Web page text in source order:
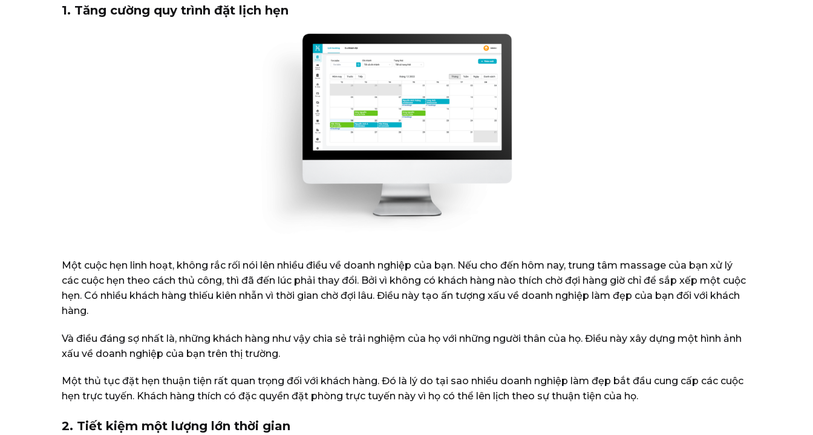
1. Tăng cường quy trình đặt lịch hẹn
Một cuộc hẹn linh hoạt, không rắc rối nói lên nhiều điều về doanh nghiệp của bạn. Nếu cho đến hôm nay, trung tâm massage của bạn xử lý
các cuộc hẹn theo cách thủ công, thì đã đến lúc phải thay đổi. Bởi vì không có khách hàng nào thích chờ đợi hàng giờ chỉ để sắp xếp một cuộc
hẹn. Có nhiều khách hàng thiếu kiên nhẫn vì thời gian chờ đợi lâu. Điều này tạo ấn tượng xấu về doanh nghiệp làm đẹp của bạn đối với khách
hàng.
Và điều đáng sợ nhất là, những khách hàng như vậy chia sẻ trải nghiệm của họ với những người thân của họ. Điều này xây dựng một hình ảnh
xấu về doanh nghiệp của bạn trên thị trường.
Một thủ tục đặt hẹn thuận tiện rất quan trọng đối với khách hàng. Đó là lý do tại sao nhiều doanh nghiệp làm đẹp bắt đầu cung cấp các cuộc
hẹn trực tuyến. Khách hàng thích có đặc quyền đặt phòng trực tuyến này vì họ có thể lên lịch theo sự thuận tiện của họ.
2. Tiết kiệm một lượng lớn thời gian